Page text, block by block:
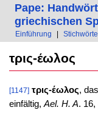
Pape:
griechischen
Einführung
τρις-έωλος
[1147] τρις-έωλος,
einfältig,Ael. H. A. 16,